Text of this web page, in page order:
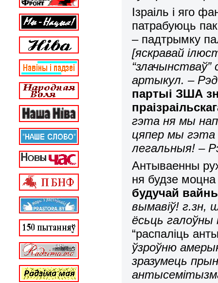
Ізраіль і яго
патрабуюць
– падтрымку
[яскравай
артыкул. –
партыі ЗША
гэта ня мы
цяпер мы гэта
легальныя! –
Антываенны
ня будзе
будучай
вымавіў! г.зн,
ёсьць
“распаліць
ўзроўню
зразумець